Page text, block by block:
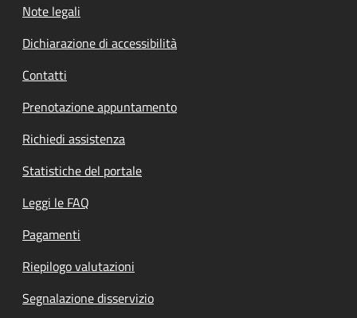
Note legali
Dichiarazione di accessibilità
Contatti
Prenotazione appuntamento
Richiedi assistenza
Statistiche del portale
Leggi le FAQ
Pagamenti
Riepilogo valutazioni
Segnalazione disservizio